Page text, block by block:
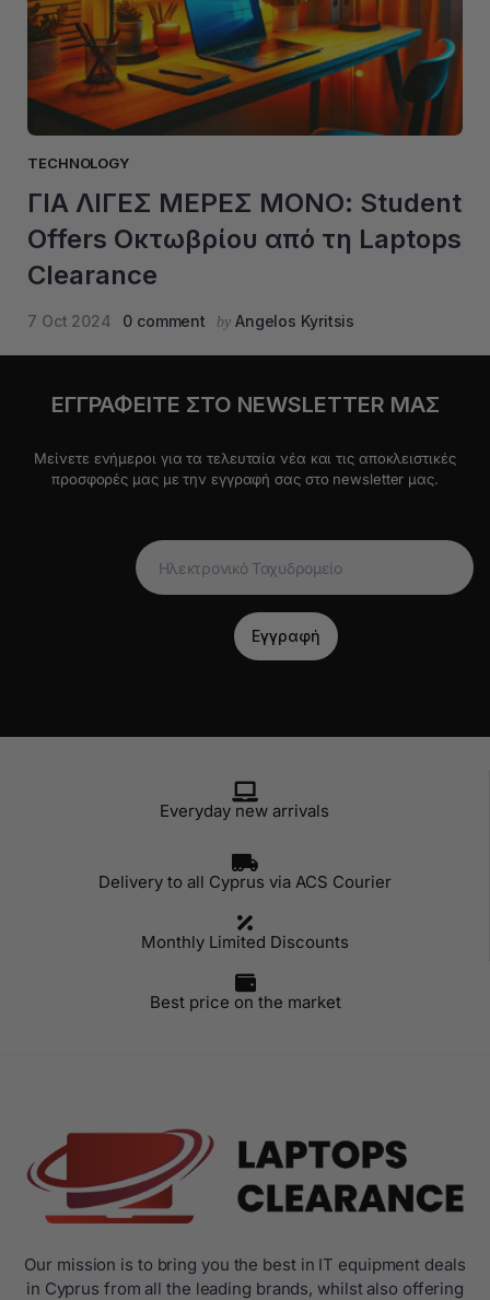
TECHNOLOGY
ΓΙΑ ΛΙΓΕΣ ΜΕΡΕΣ ΜΟΝΟ: Student
Offers Οκτωβρίου από τη Laptops
Clearance
7 Oct 2024 0 comment by Angelos Kyritsis
ΕΓΓΡΑΦΕIΤΕ ΣΤΟ NEWSLETTER ΜΑΣ
Μείνετε ενήμεροι για τα τελευταία νέα και τις αποκλειστικές
προσφορές μας με την εγγραφή σας στο newsletter μας.
Ηλεκτρονικό
Ταχυδρομείο
Everyday new arrivals
Delivery to all Cyprus via ACS Courier
Monthly Limited Discounts
Best price on the market
Our mission is to bring you the best in IT equipment deals
in Cyprus from all the leading brands, whilst also offering